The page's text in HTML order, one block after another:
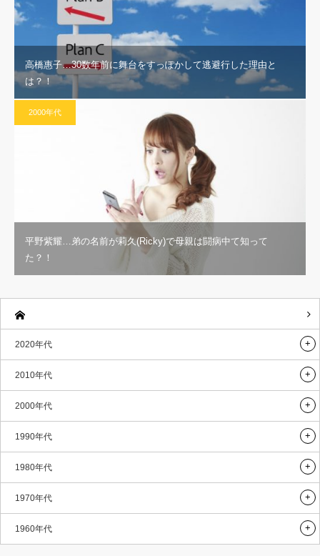
高橋惠子…30数年前に舞台をすっぽかして逃避行した理由と
は？！
2000年代
平野紫耀…弟の名前が莉久(Ricky)で母親は闘病中て知って
た？！
2020年代
2010年代
2000年代
1990年代
1980年代
1970年代
1960年代